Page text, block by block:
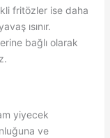
fritözler ise daha
ısınır.
bağlı olarak
yiyecek
ve